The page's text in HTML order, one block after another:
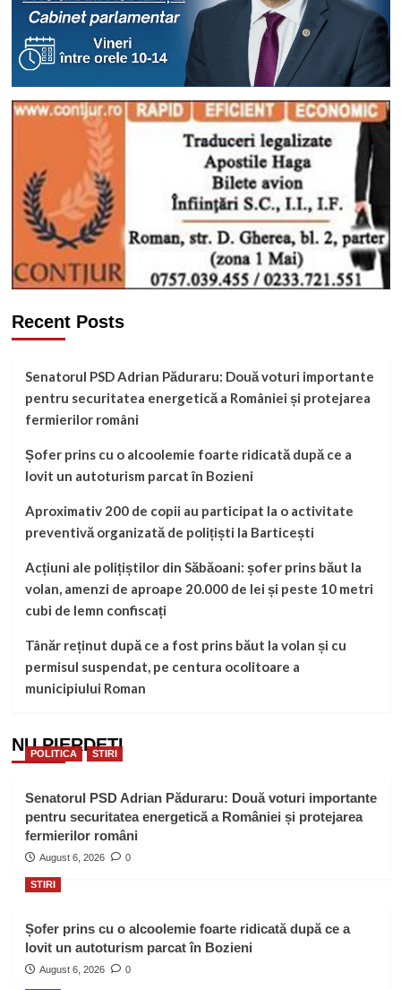
Recent Posts
Senatorul PSD Adrian Păduraru: Două voturi importante
pentru securitatea energetică a României și protejarea
fermierilor români
Șofer prins cu o alcoolemie foarte ridicată după ce a
lovit un autoturism parcat în Bozieni
Aproximativ 200 de copii au participat la o activitate
preventivă organizată de polițiști la Barticești
Acțiuni ale polițiștilor din Săbăoani: șofer prins băut la
volan, amenzi de aproape 20.000 de lei și peste 10 metri
cubi de lemn confiscați
Tânăr reținut după ce a fost prins băut la volan și cu
permisul suspendat, pe centura ocolitoare a
municipiului Roman
NU PIERDEȚI
POLITICA STIRI
Senatorul PSD Adrian Păduraru: Două voturi importante
pentru securitatea energetică a României și protejarea
fermierilor români
August 6, 2026 0
STIRI
Șofer prins cu o alcoolemie foarte ridicată după ce a
lovit un autoturism parcat în Bozieni
August 6, 2026 0